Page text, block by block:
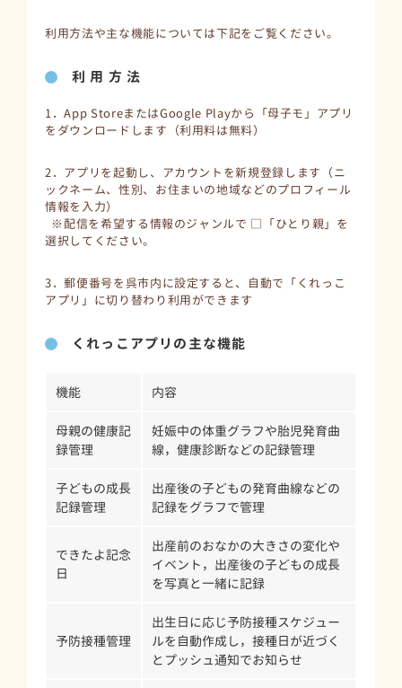
利用方法や主な機能については下記をご覧ください。
利 用 方 法
1．App StoreまたはGoogle Playから「母子モ」アプリ
をダウンロードします（利用料は無料）
2．アプリを起動し、アカウントを新規登録します（ニ
ックネーム、性別、お住まいの地域などのプロフィール
情報を入力）
※配信を希望する情報のジャンルで □「ひとり親」を
選択してください。
3．郵便番号を呉市内に設定すると、自動で「くれっこ
アプリ」に切り替わり利用ができます
くれっこアプリの主な機能
機能 内容
母親の健康記
録管理
妊娠中の体重グラフや胎児発育曲
線，健康診断などの記録管理
子どもの成長
記録管理
出産後の子どもの発育曲線などの
記録をグラフで管理
できたよ記念
日
出産前のおなかの大きさの変化や
イベント，出産後の子どもの成長
を写真と一緒に記録
予防接種管理
出生日に応じ予防接種スケジュー
ルを自動作成し，接種日が近づく
とプッシュ通知でお知らせ